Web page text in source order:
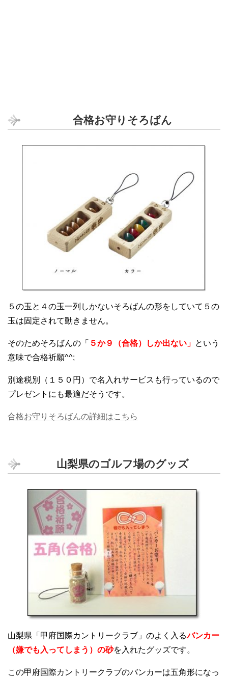
合格お守りそろばん
５の玉と４の玉一列しかないそろばんの形をしていて５の
玉は固定されて動きません。
そのためそろばんの「 ５か９（合格）しか出ない」 という
意味で合格祈願^^;
別途税別（１５０円）で名入れサービスも行っているので
プレゼントにも最適だそうです。
合格お守りそろばんの詳細はこちら
山梨県のゴルフ場のグッズ
山梨県「甲府国際カントリークラブ」のよく入るバンカー
（嫌でも入ってしまう）の砂を入れたグッズです。
この甲府国際カントリークラブのバンカーは五角形になっ